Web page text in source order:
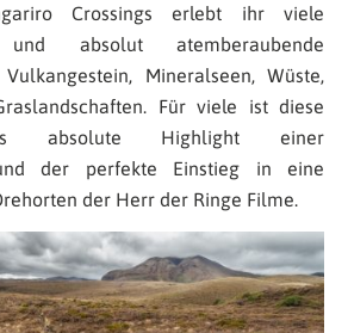
Crossings erlebt ihr viele
und absolut atemberaubende
Mineralseen, Wüste,
Für viele ist diese
absolute Highlight einer
der perfekte Einstieg in eine
der Herr der Ringe Filme.